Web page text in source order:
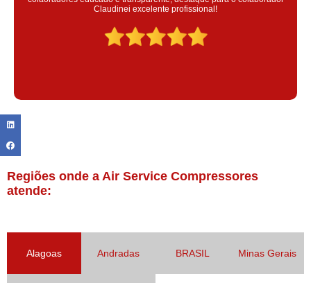
Claudinei excelente profissional!
Regiões onde a Air Service Compressores
atende:
Alagoas Andradas BRASIL Minas Gerais